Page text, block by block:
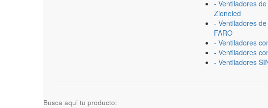
- Ventiladores
Zioneled
- Ventiladores
FARO
- Ventiladores
- Ventiladores
- Ventiladores
Busca aqui tu producto: